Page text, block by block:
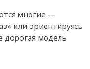
многие —
или ориентируясь
дорогая модель